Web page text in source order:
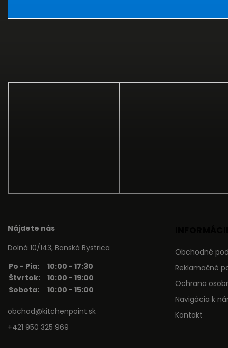
Nájdete nás
Dolná 10/143, Banská Bystrica
Po - Pia:
10:00 - 17:30
Štvrtok:
10:00 - 19:00
Sobota:
10:00 - 15:00
obchod@kitchenpoint.sk
+421 950 325 969
Obchodné
Reklamačné
Ochrana
Navigácia k
Kontakt